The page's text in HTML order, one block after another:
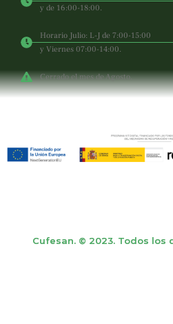
y de 16:00-18:00.
Horario Julio: L-J de 7:00-15:00
y Viernes 07:00-14:00.
Cerrado el mes de Agosto.
Cufesan. © 2023. Todos los